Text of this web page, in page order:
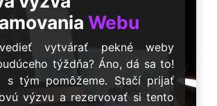
Webu
vytvárať pekné weby
týždňa? Áno, dá sa to!
s tým pomôžeme. Stačí prijať
výzvu a rezervovať si tento